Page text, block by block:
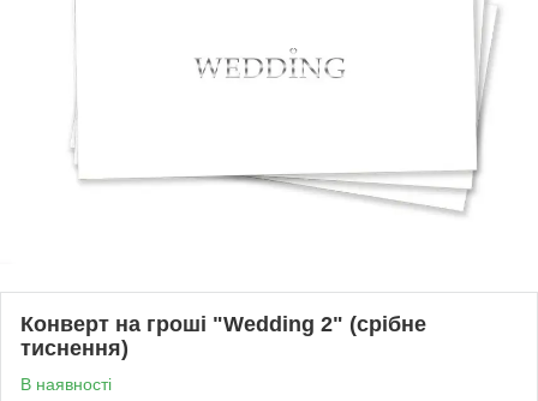
Конверт на гроші "Wedding 2" (срібне
тиснення)
В наявності